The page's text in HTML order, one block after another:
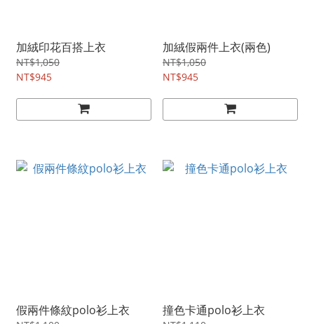
加絨印花百搭上衣
NT$1,050
NT$945
加絨假兩件上衣(兩色)
NT$1,050
NT$945
假兩件條紋polo衫上衣 撞色卡通polo衫上衣